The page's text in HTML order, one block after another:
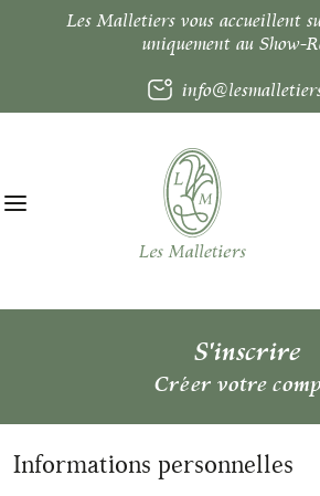
Les Malletiers vous accueillent
uniquement au Show-
S'inscrire
Créer votre
Informations personnelles